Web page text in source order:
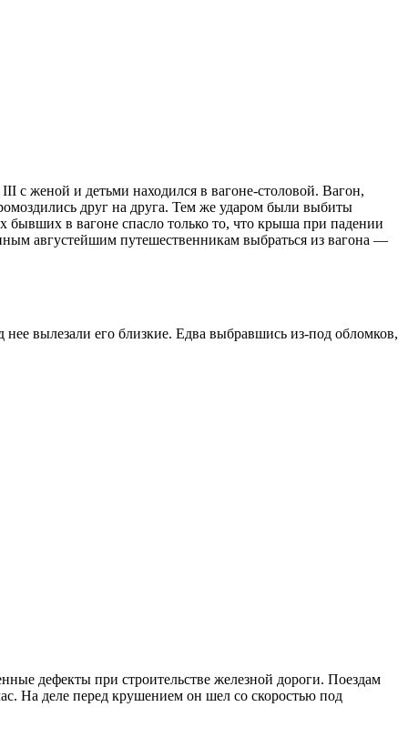
с женой и детьми находился в вагоне-столовой. Вагон,
друг на друга. Тем же ударом были выбиты
бывших в вагоне спасло только то, что крыша при падении
августейшим путешественникам выбраться из вагона —
вылезали его близкие. Едва выбравшись из-под обломков,
дефекты при строительстве железной дороги. Поездам
На деле перед крушением он шел со скоростью под